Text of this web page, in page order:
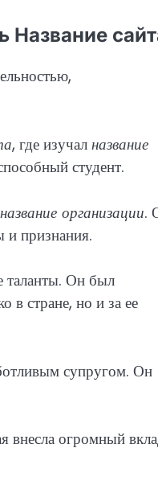
, где изучалназвание
студент.
название организации.
и признания.
таланты. Он был
в стране, но и за ее
супругом. Он
внесла огромный